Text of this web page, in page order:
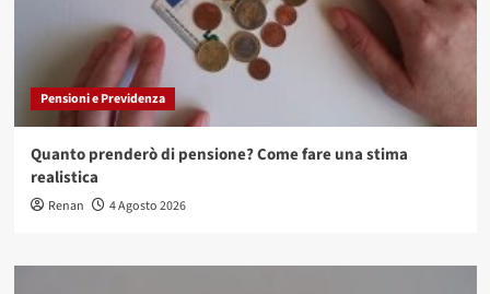
Pensioni e Previdenza
Quanto prenderò di pensione? Come fare una stima
realistica
Renan 4 Agosto 2026